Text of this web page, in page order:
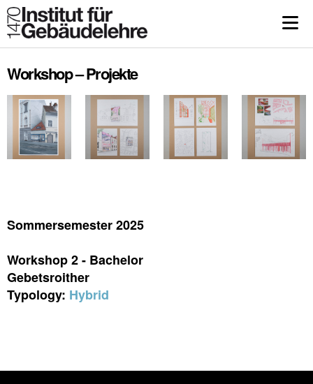
Workshop – Projekte
Sommersemester 2025
Workshop 2 - Bachelor
Gebetsroither
Typology: Hybrid